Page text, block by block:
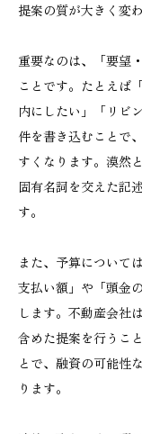
提案の質が大きく変
重要なのは、「要望
ことです。たとえ
内にしたい」「リビ
件を書き込むことで
すくなります。漠然
固有名詞を交えた記
す。
また、予算について
支払い額」や「頭金
します。不動産会社
含めた提案を行うこ
とで、融資の可能性
ります。